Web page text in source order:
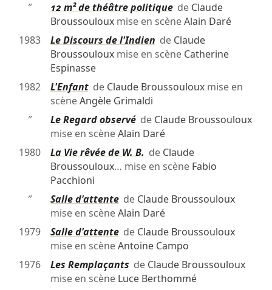
″
12 m² de théâtre politiquede Claude
Broussoulouxmise en scèneAlain Daré
1983
Le Discours de l'Indien de Claude
Broussoulouxmise en scène Catherine
Espinasse
1982
L'Enfantde Claude Broussoulouxmise en
scèneAngèle Grimaldi
″
Le Regard observéde Claude Broussouloux
mise en scèneAlain Daré
1980
La Vie rêvée de W. B. de Claude
Broussouloux… mise en scène Fabio
Pacchioni
″
Salle d'attentede Claude Broussouloux
mise en scèneAlain Daré
1979
Salle d'attentede Claude Broussouloux
mise en scèneAntoine Campo
1976
Les Remplaçants de Claude Broussouloux
mise en scène Luce Berthommé